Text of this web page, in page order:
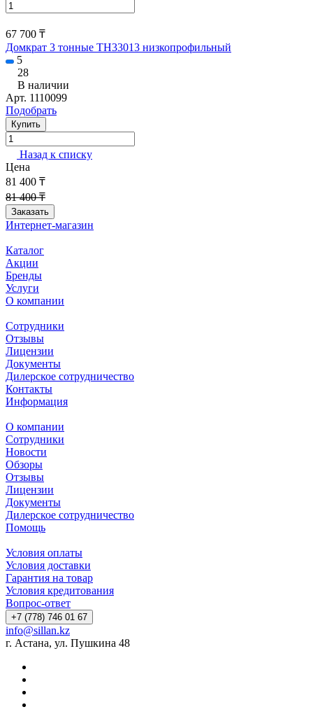
67 700 ₸
Домкрат 3 тонные TH33013 низкопрофильный
5
28
В наличии
Арт. 1110099
Подобрать
Купить
Назад к списку
Цена
81 400 ₸
81 400 ₸
Заказать
Интернет-магазин
Каталог
Акции
Бренды
Услуги
О компании
Сотрудники
Отзывы
Лицензии
Документы
Дилерское сотрудничество
Контакты
Информация
О компании
Сотрудники
Новости
Обзоры
Отзывы
Лицензии
Документы
Дилерское сотрудничество
Помощь
Условия оплаты
Условия доставки
Гарантия на товар
Условия кредитования
Вопрос-ответ
+7 (778) 746 01 67
info@sillan.kz
г. Астана, ул. Пушкина 48